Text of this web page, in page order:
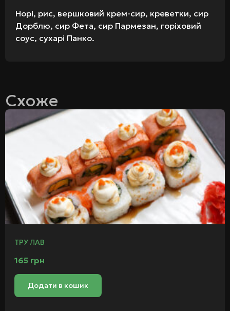
Норі, рис, вершковий крем-сир, креветки, сир
Дорблю, сир Фета, сир Пармезан, горіховий
соус, сухарі Панко.
Схоже
ТРУ ЛАВ
165 грн
Додати в кошик